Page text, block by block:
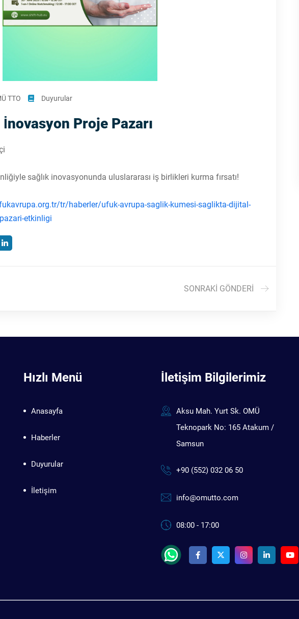
TTO Duyurular
Proje Pazarı
sağlık inovasyonunda uluslararası iş birlikleri kurma fırsatı!
tr/haberler/ufuk-avrupa-saglik-kumesi-saglikta-dijital-
etkinligi
SONRAKI GÖNDERI
Hızlı Menü
Anasayfa
Haberler
Duyurular
İletişim
İletişim Bilgilerimiz
Aksu Mah. Yurt Sk. OMÜ
Teknopark No: 165 Atakum /
Samsun
+90 (552) 032 06 50
info@omutto.com
08:00 - 17:00